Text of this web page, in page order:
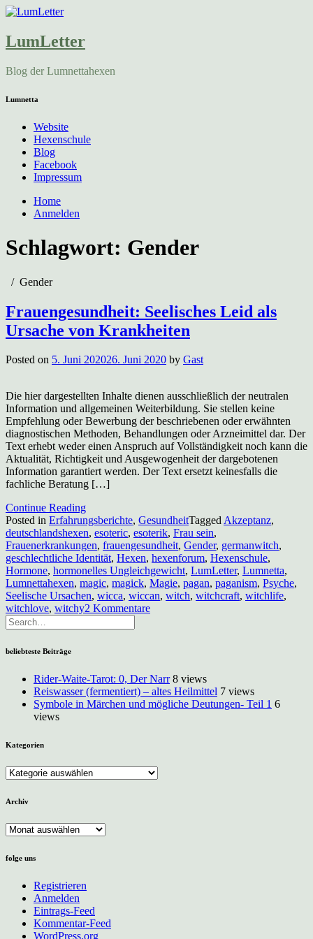
LumLetter
Blog der Lumnettahexen
Lumnetta
Website
Hexenschule
Blog
Facebook
Impressum
Home
Anmelden
Schlagwort: Gender
Gender
Frauengesundheit: Seelisches Leid als
Ursache von Krankheiten
Posted on 5. Juni 202026. Juni 2020 by Gast
Die hier dargestellten Inhalte dienen ausschließlich der neutralen
Information und allgemeinen Weiterbildung. Sie stellen keine
Empfehlung oder Bewerbung der beschriebenen oder erwähnten
diagnostischen Methoden, Behandlungen oder Arzneimittel dar. Der
Text erhebt weder einen Anspruch auf Vollständigkeit noch kann die
Aktualität, Richtigkeit und Ausgewogenheit der dargebotenen
Information garantiert werden. Der Text ersetzt keinesfalls die
fachliche Beratung […]
Continue Reading
Posted in Erfahrungsberichte, GesundheitTaggedAkzeptanz,
deutschlandshexen, esoteric, esoterik, Frau sein,
Frauenerkrankungen, frauengesundheit, Gender, germanwitch,
geschlechtliche Identität, Hexen, hexenforum, Hexenschule,
Hormone, hormonelles Ungleichgewicht, LumLetter, Lumnetta,
Lumnettahexen, magic, magick, Magie, pagan, paganism, Psyche,
Seelische Ursachen, wicca, wiccan, witch, witchcraft, witchlife,
witchlove, witchy2 Kommentarezu
von
Krankheiten
beliebteste Beiträge
Rider-Waite-Tarot: 0, Der Narr 8 views
Reiswasser (fermentiert) – altes Heilmittel 7 views
Symbole in Märchen und mögliche Deutungen- Teil 1 6
views
Kategorien
Kategorien
Archiv
Archiv
folge uns
Registrieren
Anmelden
Eintrags-Feed
Kommentar-Feed
WordPress.org